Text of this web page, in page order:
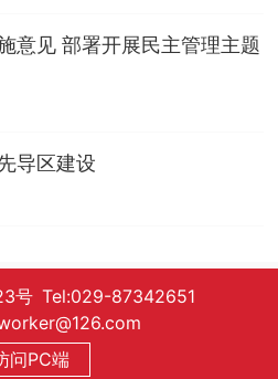
意见 部署开展民主管理主题
导区建设
号 Tel:029-87342651
问PC端